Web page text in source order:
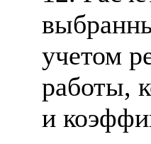
учетом
работы,
и